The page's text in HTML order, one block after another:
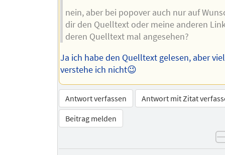
nein, aber bei popover auch nur auf
dir den Quelltext oder meine anderen
deren Quelltext mal angesehen?
Ja ich habe den Quelltext gelesen, aber
verstehe ich nicht😉
Antwort verfassen
Antwort mit Zitat
Beitrag melden